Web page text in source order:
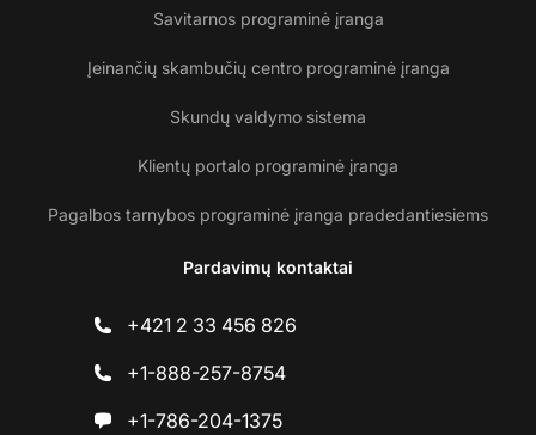
Savitarnos programinė įranga
Įeinančių skambučių centro programinė įranga
Skundų valdymo sistema
Klientų portalo programinė įranga
Pagalbos tarnybos programinė įranga pradedantiesiems
Pardavimų kontaktai
+421 2 33 456 826
+1-888-257-8754
+1-786-204-1375